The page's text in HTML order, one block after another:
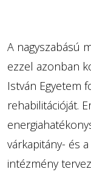
A nagyszabású
ezzel azonban
István Egyetem
rehabilitációját.
várkapitány- és
intézmény